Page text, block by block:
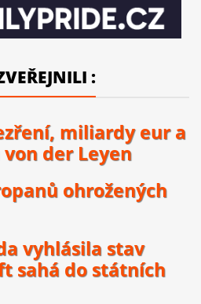
:
miliardy eur a
der Leyen
ohrožených
vyhlásila stav
sahá do státních